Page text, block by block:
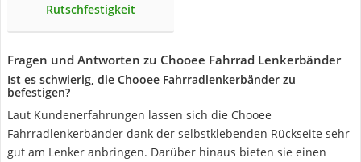
Rutschfestigkeit
Fragen und Antworten zu Chooee Fahrrad Lenkerbänder
Ist es schwierig, die Chooee Fahrradlenkerbänder zu
befestigen?
Laut Kundenerfahrungen lassen sich die Chooee
Fahrradlenkerbänder dank der selbstklebenden Rückseite sehr
gut am Lenker anbringen. Darüber hinaus bieten sie einen